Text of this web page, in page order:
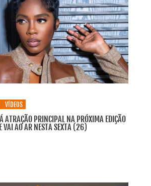
VÍDEOS
ATRAÇÃO PRINCIPAL NA PRÓXIMA EDIÇÃO
VAI AO AR NESTA SEXTA (26)